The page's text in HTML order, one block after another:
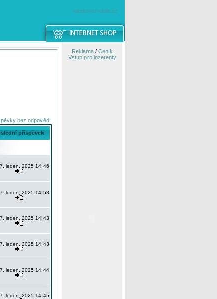
windowsmobile.cz
bez odpovědí
příspěvek
leden, 2025 14:46
leden, 2025 14:58
leden, 2025 14:43
leden, 2025 14:43
leden, 2025 14:44
leden, 2025 14:45
Reklama/ Ceník
Vstup pro inzerenty